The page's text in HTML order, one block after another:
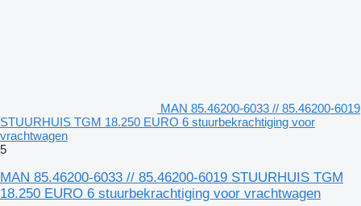
MAN 85.46200-6033 // 85.46200-6019
STUURHUIS TGM 18.250 EURO 6 stuurbekrachtiging voor
vrachtwagen
5
MAN 85.46200-6033 // 85.46200-6019 STUURHUIS TGM
18.250 EURO 6 stuurbekrachtiging voor vrachtwagen